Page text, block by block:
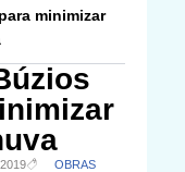
minimizar
OBRAS